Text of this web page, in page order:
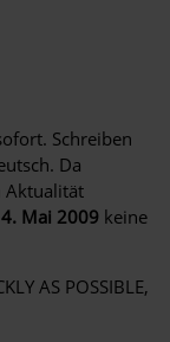
Schreiben
Da
Aktualität
4. Mai 2009 keine
AS POSSIBLE,